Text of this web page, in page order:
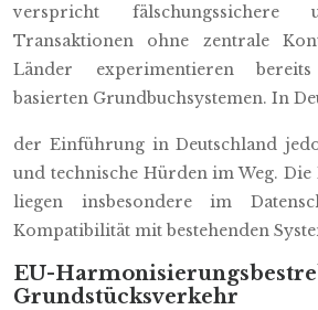
verspricht fälschungssichere
Transaktionen ohne zentrale
Länder experimentieren
basierten Grundbuchsystemen. In
der Einführung in Deutschland
und technische Hürden im Weg.
liegen insbesondere im
Kompatibilität mit bestehenden
EU-
Grundstücksverkehr